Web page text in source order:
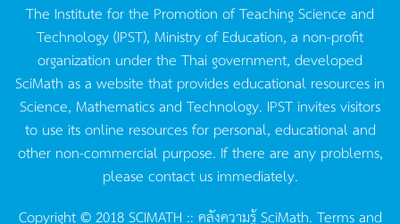
The Institute for the Promotion of Teaching Science and
Technology (IPST), Ministry of Education, a non-profit
organization under the Thai government, developed
SciMath as a website that provides educational resources in
Science, Mathematics and Technology. IPST invites visitors
to use its online resources for personal, educational and
other non-commercial purpose. If there are any problems,
please contact us immediately.
Copyright © 2018 SCIMATH :: คลังความรู้ SciMath.Terms and